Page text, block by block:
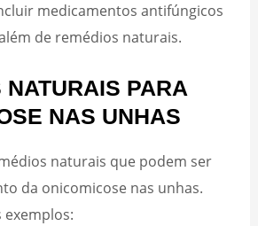
medicamentos antifúngicos
de remédios naturais.
NATURAIS PARA
NAS UNHAS
naturais que podem ser
da onicomicose nas unhas.
exemplos: